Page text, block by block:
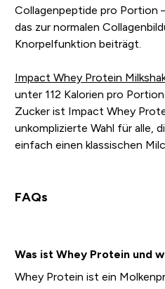
Collagenpeptide pro Portion
das zur normalen
Knorpelfunktion beiträgt.
Impact Whey Protein
unter 112 Kalorien pro
Zucker ist Impact Whey
unkomplizierte Wahl für alle,
einfach einen klassischen
FAQs
Was ist Whey Protein und
Whey Protein ist ein